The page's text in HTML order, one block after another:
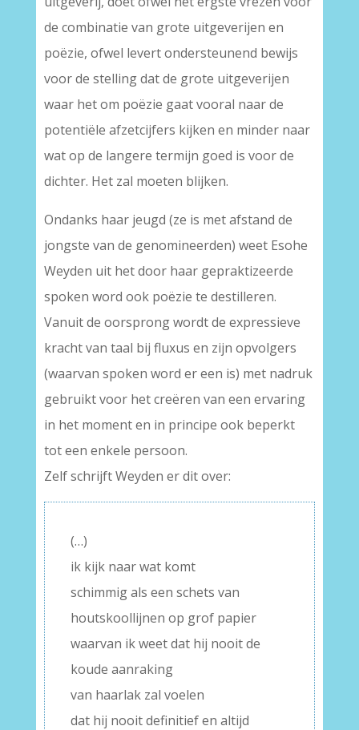
de combinatie van grote uitgeverijen en
poëzie, ofwel levert ondersteunend bewijs
voor de stelling dat de grote uitgeverijen
waar het om poëzie gaat vooral naar de
potentiële afzetcijfers kijken en minder naar
wat op de langere termijn goed is voor de
dichter. Het zal moeten blijken.
Ondanks haar jeugd (ze is met afstand de
jongste van de genomineerden) weet Esohe
Weyden uit het door haar gepraktizeerde
spoken word ook poëzie te destilleren.
Vanuit de oorsprong wordt de expressieve
kracht van taal bij fluxus en zijn opvolgers
(waarvan spoken word er een is) met nadruk
gebruikt voor het creëren van een ervaring
in het moment en in principe ook beperkt
tot een enkele persoon.
Zelf schrijft Weyden er dit over:
(…)
ik kijk naar wat komt
schimmig als een schets van
houtskoollijnen op grof papier
waarvan ik weet dat hij nooit de
koude aanraking
van haarlak zal voelen
dat hij nooit definitief en altijd